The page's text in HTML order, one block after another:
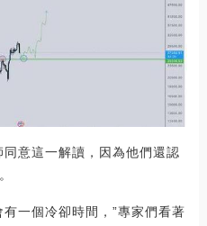
意這一解讀，因為他們還認
一個冷卻時間，”專家們看著